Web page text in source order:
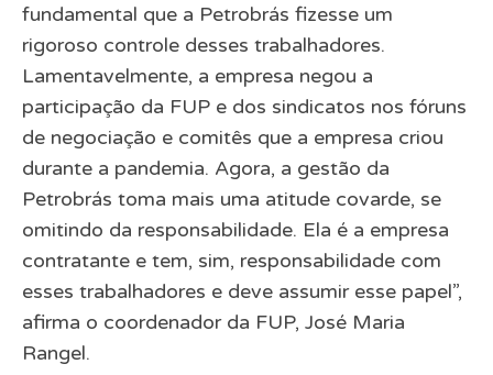
fundamental que a Petrobrás fizesse um
rigoroso controle desses trabalhadores.
Lamentavelmente, a empresa negou a
participação da FUP e dos sindicatos nos fóruns
de negociação e comitês que a empresa criou
durante a pandemia. Agora, a gestão da
Petrobrás toma mais uma atitude covarde, se
omitindo da responsabilidade. Ela é a empresa
contratante e tem, sim, responsabilidade com
esses trabalhadores e deve assumir esse papel”,
afirma o coordenador da FUP, José Maria
Rangel.